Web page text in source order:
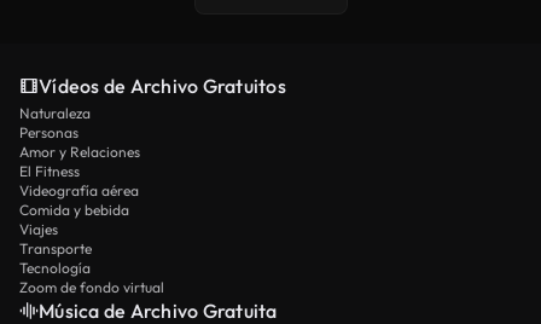
Vídeos de Archivo Gratuitos
Naturaleza
Personas
Amor y Relaciones
El Fitness
Videografía aérea
Comida y bebida
Viajes
Transporte
Tecnología
Zoom de fondo virtual
Música de Archivo Gratuita